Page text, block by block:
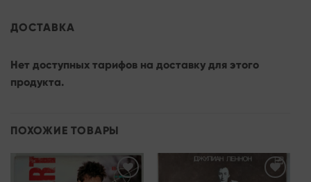
ДОСТАВКА
Нет доступных тарифов на доставку для этого
продукта.
ПОХОЖИЕ ТОВАРЫ